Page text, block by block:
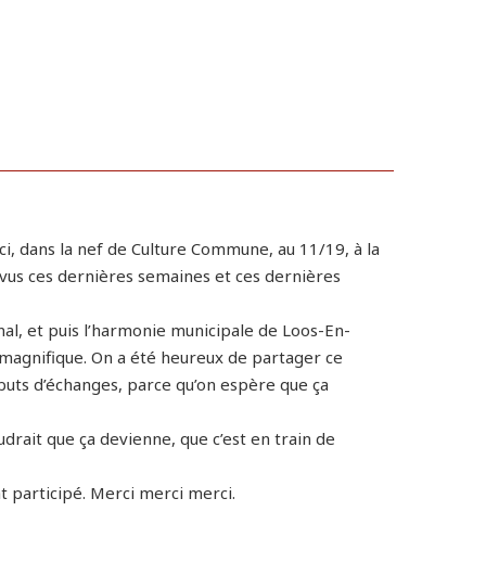
dans la nef de Culture Commune, au 11/19, à la
ces dernières semaines et ces dernières
et puis l’harmonie municipale de Loos-En-
On a été heureux de partager ce
d’échanges, parce qu’on espère que ça
que ça devienne, que c’est en train de
participé. Merci merci merci.